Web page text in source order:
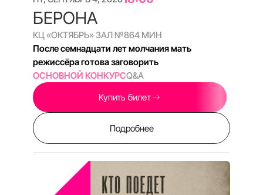
ПТ, СЕНТЯБРЬ 4, 2026
ВОЗВРАЩЕНИЕ В
РЕАЛЬНОСТЬ
КЦ «ОКТЯБРЬ» ЗАЛ №9
После года в реабилитационном центре самое
трудное — выдержать свободу